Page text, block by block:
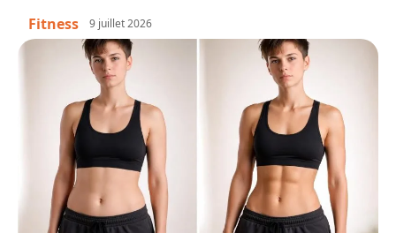
Fitness 9 juillet 2026